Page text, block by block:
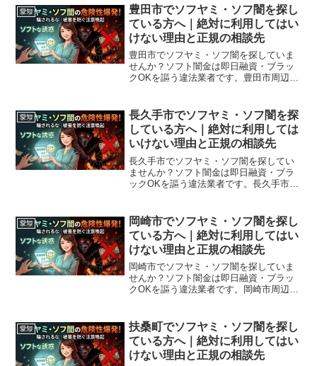
読みください。
愛知
豊田市でソフヤミ・ソフ闇を探し
ている方へ｜絶対に利用してはい
けない理由と正規の相談先
豊田市でソフヤミ・ソフ闇を探していま
せんか？ソフト闇金は即日融資・ブラッ
クOKを謳う違法業者です。豊田市周辺で
読みください。
愛知
長久手市でソフヤミ・ソフ闇を探
している方へ｜絶対に利用しては
いけない理由と正規の相談先
長久手市でソフヤミ・ソフ闇を探してい
ませんか？ソフト闇金は即日融資・ブラ
ックOKを謳う違法業者です。長久手市周
ずお読みください。
愛知
岡崎市でソフヤミ・ソフ闇を探し
ている方へ｜絶対に利用してはい
けない理由と正規の相談先
岡崎市でソフヤミ・ソフ闇を探していま
せんか？ソフト闇金は即日融資・ブラッ
クOKを謳う違法業者です。岡崎市周辺で
読みください。
愛知
扶桑町でソフヤミ・ソフ闇を探し
ている方へ｜絶対に利用してはい
けない理由と正規の相談先